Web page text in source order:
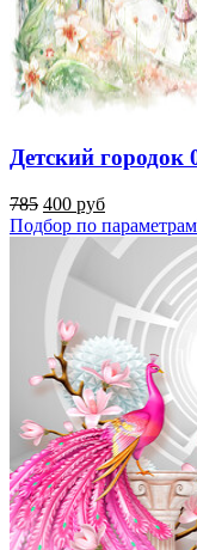
Детский городок
785 400 руб
Подбор по параметрам